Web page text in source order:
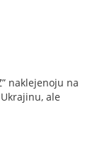
naklejenoju na
ale